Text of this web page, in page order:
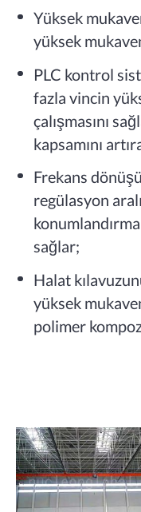
Yüksek
yüksek
PLC kontrol
fazla vincin
çalışmasını
kapsamını
Frekans
regülasyon
sağlar;
Halat
yüksek
polimer